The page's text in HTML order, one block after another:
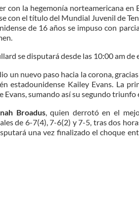
con la hegemonía norteamericana
con el título del Mundial Juvenil de
de 16 años se impuso con
se disputará desde las 10:00 am de
un nuevo paso hacia la corona,
estadounidense Kailey Evans. La
Evans, sumando así su segundo
Broadus, quien derrotó en el
de 6-7(4), 7-6(2) y 7-5, tras dos
una vez finalizado el choque